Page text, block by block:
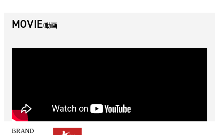
MOVIE 動画
BRAND